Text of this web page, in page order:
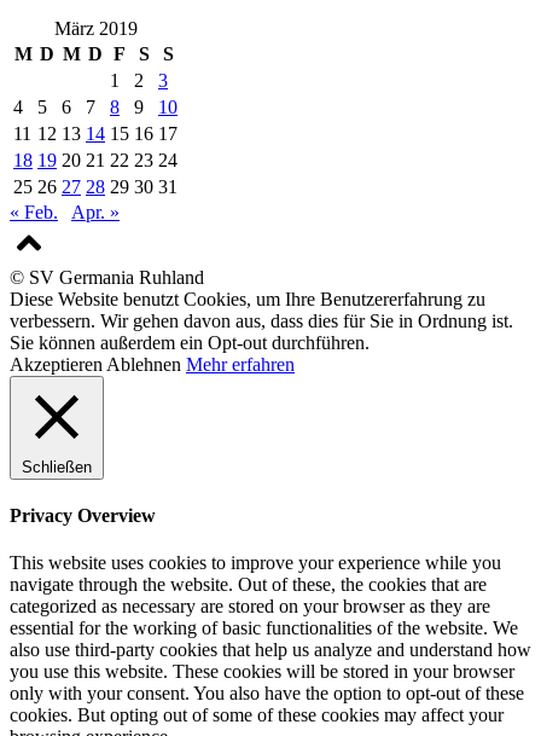
März 2019
M D M D F S
S
1
2
3
4
5 6 7 8 9
10
11 12 13 14 15 16 17
18 19 20 21 22 23 24
25 26 27 28 29 30 31
« Feb.
Apr. »
© SV Germania Ruhland
Diese Website benutzt Cookies, um Ihre Benutzererfahrung zu
verbessern. Wir gehen davon aus, dass dies für Sie in Ordnung ist.
Sie können außerdem ein Opt-out durchführen.
Akzeptieren Ablehnen Mehr erfahren
Schließen
Privacy Overview
This website uses cookies to improve your experience while you
navigate through the website. Out of these, the cookies that are
categorized as necessary are stored on your browser as they are
essential for the working of basic functionalities of the website. We
also use third-party cookies that help us analyze and understand how
you use this website. These cookies will be stored in your browser
only with your consent. You also have the option to opt-out of these
cookies. But opting out of some of these cookies may affect your